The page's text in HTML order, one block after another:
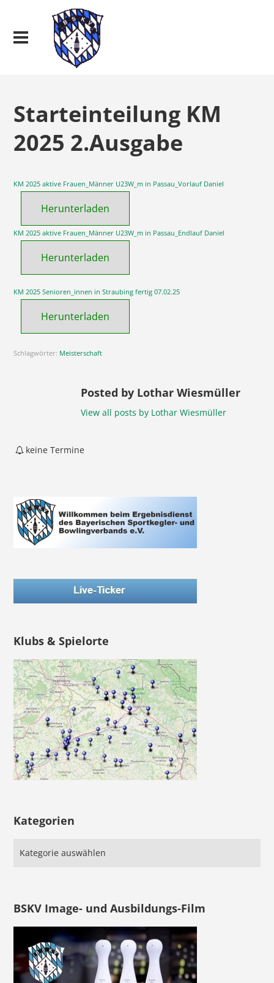
Starteinteilung KM
2025 2.Ausgabe
KM 2025 aktive Frauen_Männer U23W_m in Passau_Vorlauf Daniel
Herunterladen
KM 2025 aktive Frauen_Männer U23W_m in Passau_Endlauf Daniel
Herunterladen
KM 2025 Senioren_innen in Straubing fertig 07.02.25
Herunterladen
Schlagwörter: Meisterschaft
Posted by Lothar Wiesmüller
View all posts by Lothar Wiesmüller
keine Termine
Klubs & Spielorte
Kategorien
BSKV Image- und Ausbildungs-Film